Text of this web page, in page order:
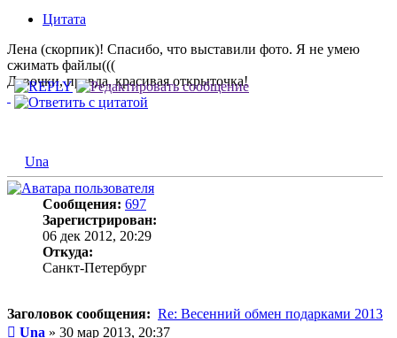
Цитата
Лена (скорпик)! Спасибо, что выставили фото. Я не умею
сжимать файлы(((
Девочки, правда, красивая открыточка!
Una
Сообщения: 697
Зарегистрирован:
06 дек 2012, 20:29
Откуда:
Санкт-Петербург
Заголовок сообщения: Re: Весенний обмен подарками 2013
Сообщение
Una » 30 мар 2013, 20:37